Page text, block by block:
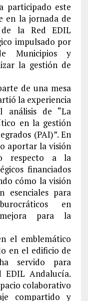
participado este
en la jornada de
la Red EDIL
impulsado por
Municipios y
la gestión de
de una mesa
la experiencia
de “La
en la gestión
(PAI)”. En
aportar la visión
respecto a la
financiados
cómo la visión
esenciales para
en
para la
el emblemático
en el edificio de
servido para
EDIL Andalucía.
colaborativo
compartido y